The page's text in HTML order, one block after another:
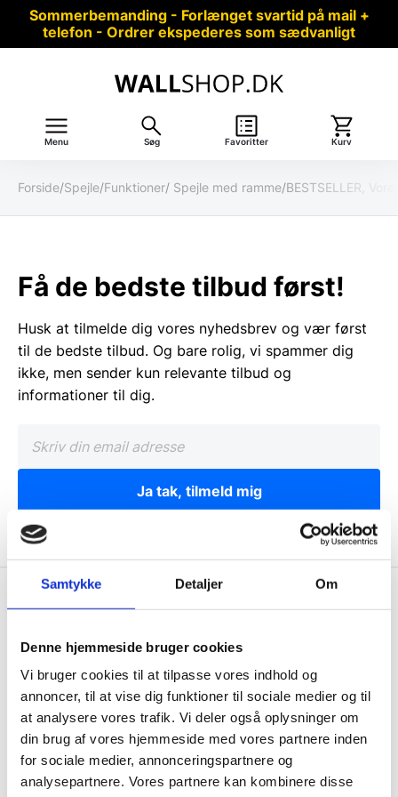
Samtykke Detaljer Om
Denne hjemmeside bruger cookies
Vi bruger cookies til at tilpasse vores indhold og
annoncer, til at vise dig funktioner til sociale medier og til
at analysere vores trafik. Vi deler også oplysninger om
din brug af vores hjemmeside med vores partnere inden
for sociale medier, annonceringspartnere og
analysepartnere. Vores partnere kan kombinere disse
Sommerbemanding - Forlænget svartid på mail +
telefon - Ordrer ekspederes som sædvanligt
Menu Søg Favoritter Kurv
Forside/Spejle/Funktioner/ Spejle med ramme/BESTSELLER,
Få de bedste tilbud først!
Husk at tilmelde dig vores nyhedsbrev og vær først
til de bedste tilbud. Og bare rolig, vi spammer dig
ikke, men sender kun relevante tilbud og
informationer til dig.
Ja tak, tilmeld mig
Wallshop.dk
Gastrobutikken ApS
Rømersvej 33
7430 Ikast
CVR: 38952986
Telefon træffetid:
Tlf.71 99 30 98